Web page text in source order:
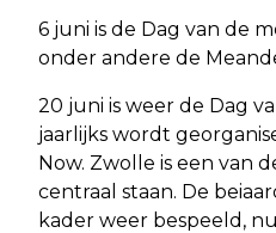
6 juni is de Dag van de
onder andere de
20 juni is weer de Dag
jaarlijks wordt
Now. Zwolle is een van
centraal staan. De
kader weer bespeeld,